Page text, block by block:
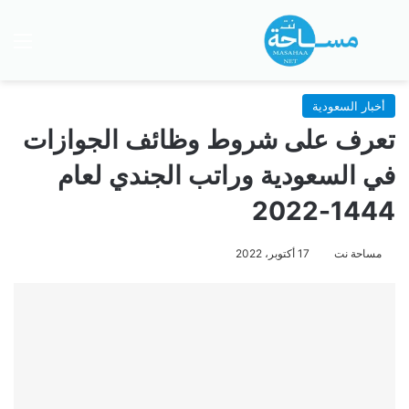
بحث عن
أخبار السعودية
تعرف على شروط وظائف الجوازات
في السعودية وراتب الجندي لعام
1444-2022
مساحة نت 17 أكتوبر، 2022